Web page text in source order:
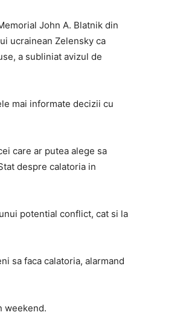
John A. Blatnik din
ucrainean Zelensky ca
a subliniat avizul de
mai informate decizii cu
care ar putea alege sa
despre calatoria in
potential conflict, cat si la
sa faca calatoria, alarmand
weekend.